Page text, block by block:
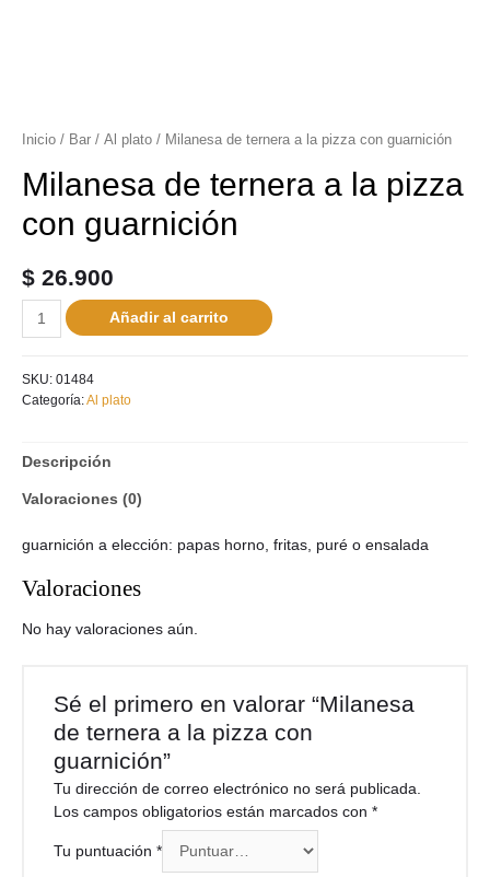
Inicio / Bar / Al plato / Milanesa de ternera a la pizza con guarnición
Milanesa de ternera a la pizza
con guarnición
$ 26.900
Añadir al carrito
SKU: 01484
Categoría:Al plato
Descripción
Valoraciones (0)
guarnición a elección: papas horno, fritas, puré o ensalada
Valoraciones
No hay valoraciones aún.
Sé el primero en valorar “Milanesa
de ternera a la pizza con
guarnición”
Tu dirección de correo electrónico no será publicada.
Los campos obligatorios están marcados con*
Tu puntuación*